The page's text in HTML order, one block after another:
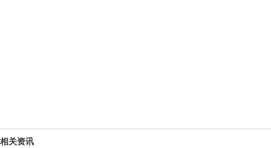
相关资讯